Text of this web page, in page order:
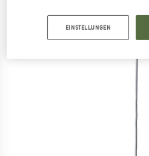
EINSTELLUNGEN